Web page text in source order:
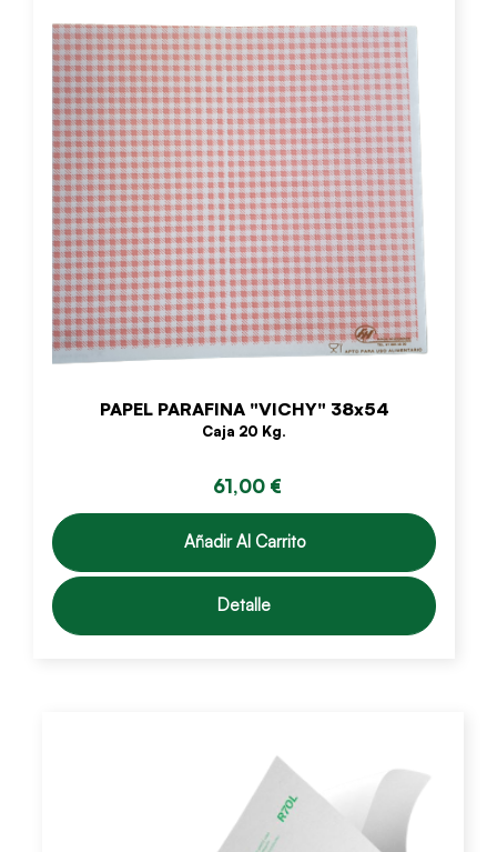
PAPEL PARAFINA "VICHY" 38x54
Caja 20 Kg.
61,00 €
Añadir Al Carrito
Detalle